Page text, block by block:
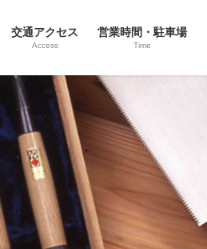
交通アクセス
Access
営業時間・駐車場
Time